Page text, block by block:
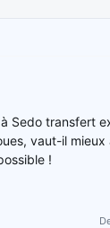
Sedo transfert
vaut-il
!